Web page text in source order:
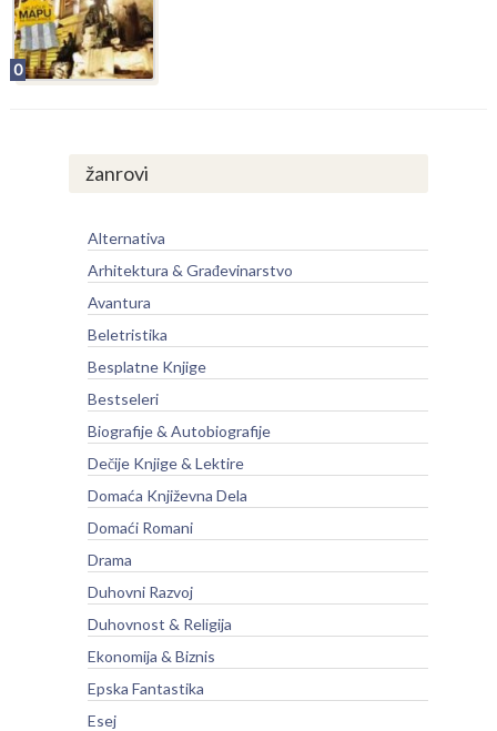
0
žanrovi
Alternativa
Arhitektura & Građevinarstvo
Avantura
Beletristika
Besplatne Knjige
Bestseleri
Biografije & Autobiografije
Dečije Knjige & Lektire
Domaća Književna Dela
Domaći Romani
Drama
Duhovni Razvoj
Duhovnost & Religija
Ekonomija & Biznis
Epska Fantastika
Esej